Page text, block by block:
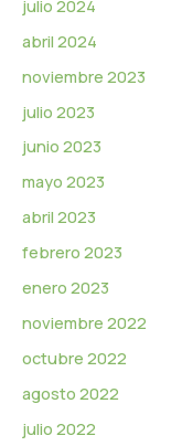
julio 2024
abril 2024
noviembre 2023
julio 2023
junio 2023
mayo 2023
abril 2023
febrero 2023
enero 2023
noviembre 2022
octubre 2022
agosto 2022
julio 2022